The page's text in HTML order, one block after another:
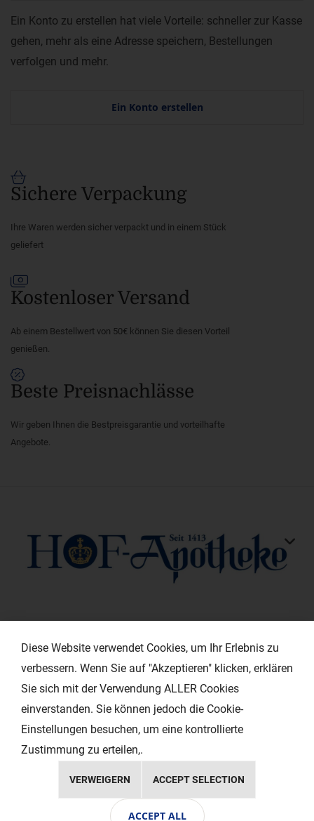
Ein Konto zu erstellen hat viele Vorteile: schneller zur Kasse
gehen, mehr als eine Adresse speichern, Bestellungen
verfolgen und mehr.
Ein Konto erstellen
Sichere Verpackung
Ihre Waren werden sicher verpackt und in einem Stück
geliefert
Kostenloser Versand
Ab einem Bestellwert von 50€ können Sie diesen Vorteil
genießen.
Beste Preisnachlässe
Wir geben Ihnen die Bestpreisgarantie und vorteilhafte
Angebote.
EXTRAS
Copyright © 2024 Ihr Layout - Werbeagentur
Diese Website verwendet Cookies, um Ihr Erlebnis zu
verbessern. Wenn Sie auf "Akzeptieren" klicken, erklären
Sie sich mit der Verwendung ALLER Cookies
einverstanden. Sie können jedoch die Cookie-
Einstellungen besuchen, um eine kontrollierte
Zustimmung zu erteilen,.
VERWEIGERN ACCEPT SELECTION
ACCEPT ALL